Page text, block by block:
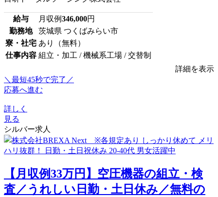
給与 月収例346,000円
勤務地
茨城県 つくばみらい市
寮・社宅 あり（無料）
仕事内容 組立・加工 / 機械系工場 / 交替制
詳細を表示
＼最短45秒で完了／
応募へ進む
詳しく
見る
シルバー求人
【月収例33万円】空圧機器の組立・検
査／うれしい日勤・土日休み／無料の